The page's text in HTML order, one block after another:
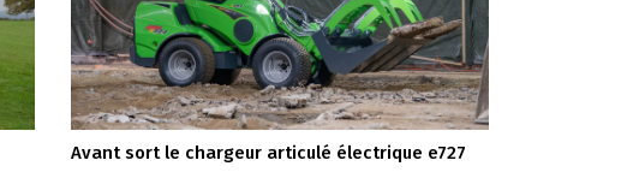
Avant sort le chargeur articulé électrique e727